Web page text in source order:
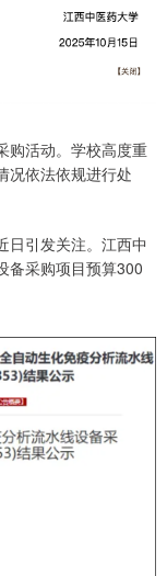
购活动。学校高度重
况依法依规进行处
日引发关注。江西中
备采购项目预算300